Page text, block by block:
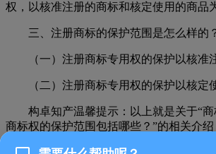
权，以核准注册的商标和核定使用的商品
三、注册商标的保护范围是怎么样的
（一）注册商标专用权的保护以核准注
（二）注册商标专用权的保护以核定使
构卓知产温馨提示：以上就是关于“商
商标权的保护范围包括哪些？”的相关介